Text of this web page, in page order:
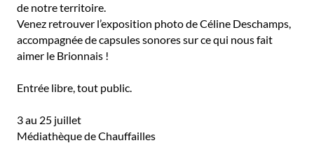
de notre territoire.
Venez retrouver l’exposition photo de Céline Deschamps,
accompagnée de capsules sonores sur ce qui nous fait
aimer le Brionnais !
Entrée libre, tout public.
3 au 25 juillet
Médiathèque de Chauffailles